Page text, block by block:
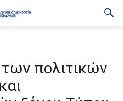
πολιτικών